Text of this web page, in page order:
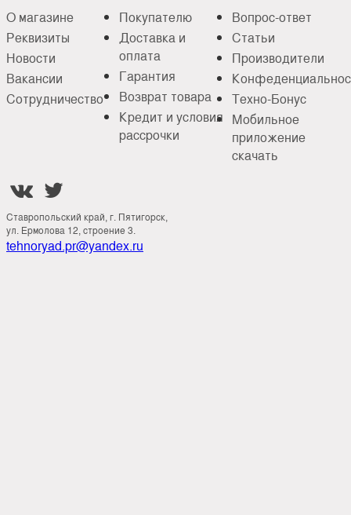
О магазине
Реквизиты
Новости
Вакансии
Сотрудничество
Покупателю
Доставка и
оплата
Гарантия
Возврат товара
Кредит и условия
рассрочки
Вопрос-ответ
Статьи
Производители
Техно-Бонус
Мобильное
приложение
скачать
 
Ставропольский край, г. Пятигорск,
ул. Ермолова 12, строение 3.
tehnoryad.pr@yandex.ru